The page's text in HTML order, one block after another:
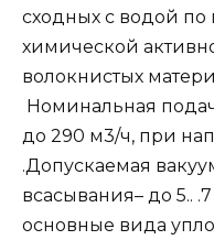
сходных с водой по
химической
волокнистых
Номинальная
до 290 м3/ч, при
.Допускаемая
всасывания– до 5..
основные вида